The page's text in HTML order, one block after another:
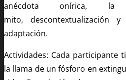
anécdota onírica,
mito, descontextualización y
adaptación.
Actividades: Cada participante
la llama de un fósforo en